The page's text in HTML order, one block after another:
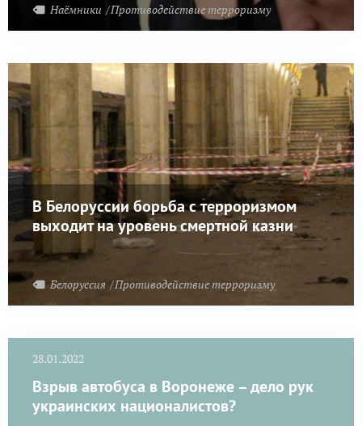
Наёмники Противодействие терроризму
В Белоруссии борьба с терроризмом
выходит на уровень смертной казни
Белоруссия Противодействие терроризму
28.01.2022
Взрыв автобуса в Воронеже – дело рук
украинских националистов?